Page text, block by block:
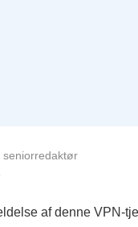
seniorredaktør
af denne VPN-